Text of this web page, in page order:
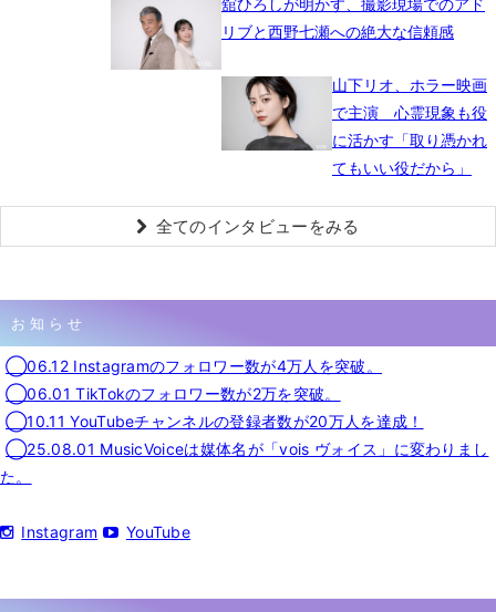
舘ひろしが明かす、撮影現場でのアド
リブと西野七瀬への絶大な信頼感
山下リオ、ホラー映画
で主演 心霊現象も役
に活かす「取り憑かれ
てもいい役だから」
全てのインタビューをみる
お知らせ
◯06.12 Instagramのフォロワー数が4万人を突破。
◯06.01 TikTokのフォロワー数が2万を突破。
◯10.11 YouTubeチャンネルの登録者数が20万人を達成！
◯25.08.01 MusicVoiceは媒体名が「vois ヴォイス」に変わりまし
た。
Instagram YouTube